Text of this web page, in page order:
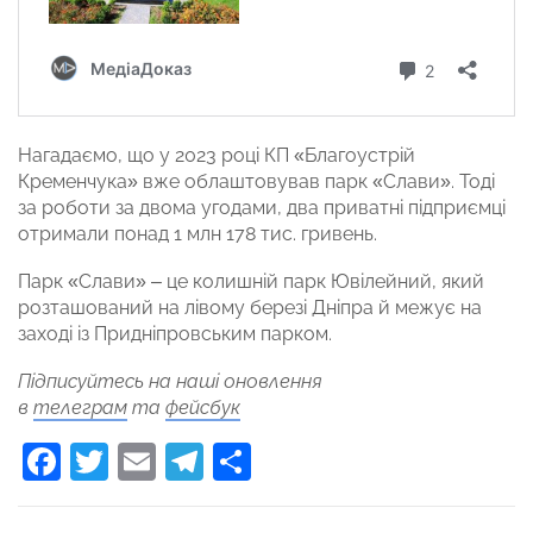
Нагадаємо, що у 2023 році КП «Благоустрій
Кременчука» вже облаштовував парк «Слави». Тоді
за роботи за двома угодами, два приватні підприємці
отримали понад 1 млн 178 тис. гривень.
Парк «Слави» – це колишній парк Ювілейний, який
розташований на лівому березі Дніпра й межує на
заході із Придніпровським парком.
Підписуйтесь на наші оновлення
в телеграм та фейсбук
Facebook
Twitter
EmailTelegram